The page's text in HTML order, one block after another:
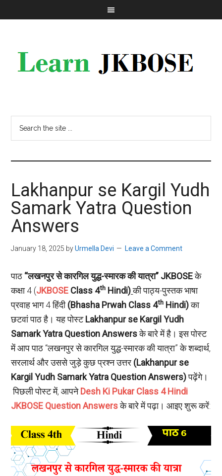
Lakhanpur se Kargil Yudh
Samark Yatra Question
Answers
January 18, 2025 byUrmella Devi Leave a Comment
पाठ “लखनपुर से कारगिल युद्ध-स्मारक की यात्रा” JKBOSEके
कक्षा 4 (JKBOSE Class 4th Hindi)की पाठ्य-पुस्तक भाषा
प्रवाह भाग 4 हिंदी(Bhasha Prwah Class 4th Hindi)का
छटवां पाठ है। यह पोस्टLakhanpur se Kargil Yudh
Samark Yatra Question Answersके बारे में है। इस पोस्ट
में आप पाठ “लखनपुर से कारगिल युद्ध-स्मारक की यात्रा” के शब्दार्थ,
सरलार्थ और उससे जुड़े कुछ प्रश्न उत्तर (Lakhanpur se
Kargil Yudh Samark Yatra Question Answers)पढ़ेंगे।
पिछली पोस्ट में, आपने Desh Ki Pukar Class 4 Hindi
JKBOSE Question Answersके बारे में पढ़ा। आइए शुरू करें: